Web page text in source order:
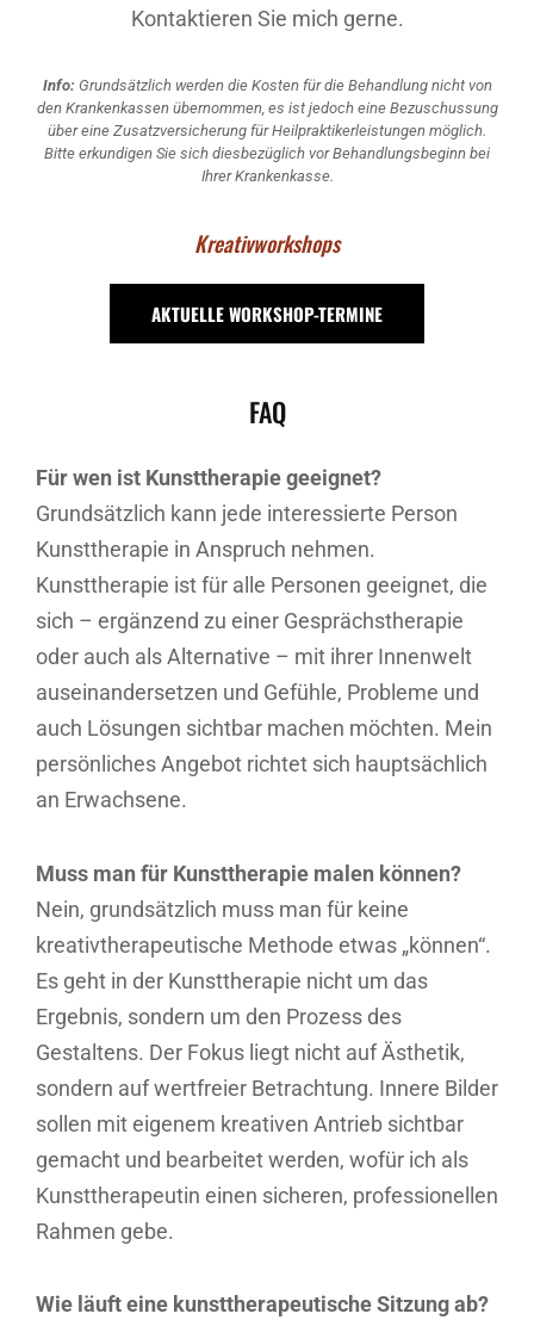
Kontaktieren Sie mich gerne.
Info: Grundsätzlich werden die Kosten für die Behandlung nicht von
den Krankenkassen übernommen, es ist jedoch eine Bezuschussung
über eine Zusatzversicherung für Heilpraktikerleistungen möglich.
Bitte erkundigen Sie sich diesbezüglich vor Behandlungsbeginn bei
Ihrer Krankenkasse.
Kreativworkshops
AKTUELLE WORKSHOP-TERMINE
FAQ
Für wen ist Kunsttherapie geeignet?
Grundsätzlich kann jede interessierte Person
Kunsttherapie in Anspruch nehmen.
Kunsttherapie ist für alle Personen geeignet, die
sich – ergänzend zu einer Gesprächstherapie
oder auch als Alternative – mit ihrer Innenwelt
auseinandersetzen und Gefühle, Probleme und
auch Lösungen sichtbar machen möchten. Mein
persönliches Angebot richtet sich hauptsächlich
an Erwachsene.
Muss man für Kunsttherapie malen können?
Nein, grundsätzlich muss man für keine
kreativtherapeutische Methode etwas „können“.
Es geht in der Kunsttherapie nicht um das
Ergebnis, sondern um den Prozess des
Gestaltens. Der Fokus liegt nicht auf Ästhetik,
sondern auf wertfreier Betrachtung. Innere Bilder
sollen mit eigenem kreativen Antrieb sichtbar
gemacht und bearbeitet werden, wofür ich als
Kunsttherapeutin einen sicheren, professionellen
Rahmen gebe.
Wie läuft eine kunsttherapeutische Sitzung ab?